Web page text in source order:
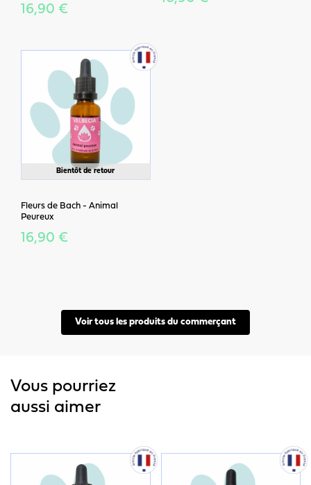
16,90 €
Bientôt de retour
Fleurs de Bach - Animal
Peureux
16,90 €
Voir tous les produits du commerçant
Vous pourriez
aussi aimer